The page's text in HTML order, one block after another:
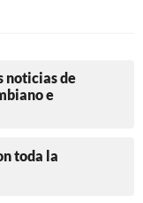
noticias de
e
toda la